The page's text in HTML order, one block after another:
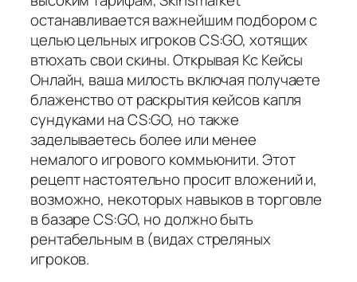
останавливается важнейшим подбором с
целью цельных игроков CS:GO, хотящих
втюхать свои скины. Открывая Кс Кейсы
Онлайн, ваша милость включая получаете
блаженство от раскрытия кейсов капля
сундуками на CS:GO, но также
заделываетесь более или менее
немалого игрового коммьюнити. Этот
рецепт настоятельно просит вложений и,
возможно, некоторых навыков в торговле
в базаре CS:GO, но должно быть
рентабельным в (видах стреляных
игроков.